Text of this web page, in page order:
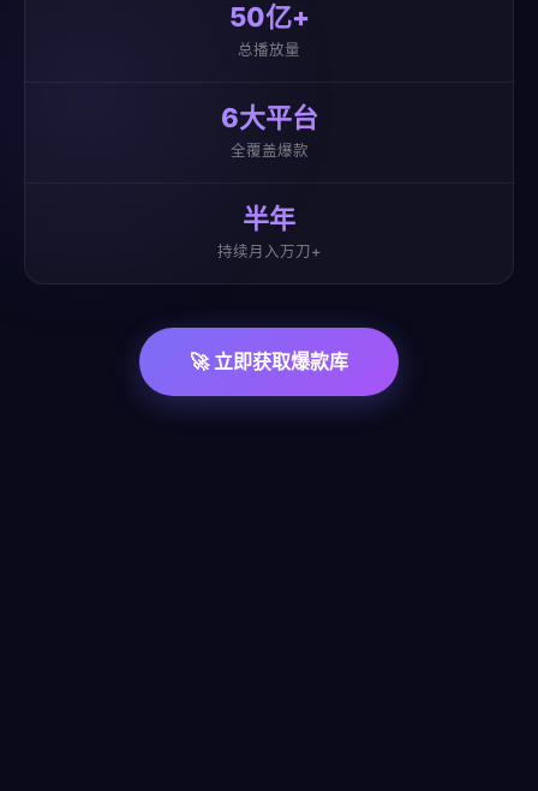
50亿+
总播放量
6大平台
全覆盖爆款
半年
持续月入万刀+
🚀 立即获取爆款库